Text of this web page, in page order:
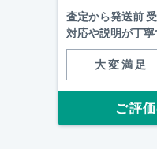
査定から発送前
対応や説明が丁寧
大変満足
ご評